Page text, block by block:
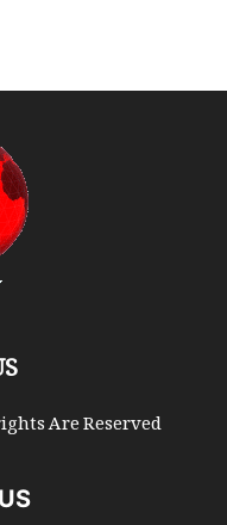
Are Reserved